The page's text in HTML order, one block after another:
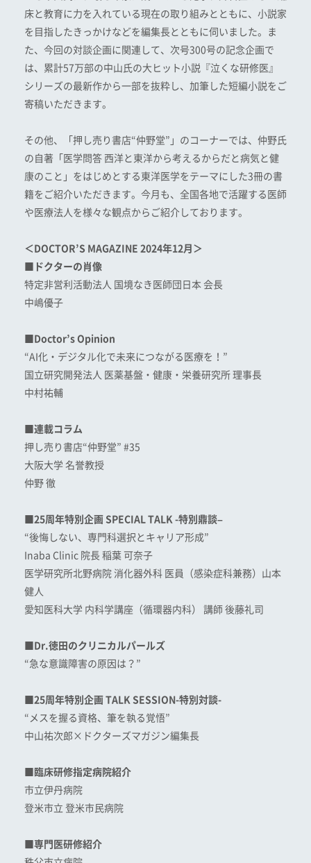
床と教育に力を入れている現在の取り組みとともに、小説家
を目指したきっかけなどを編集長とともに伺いました。ま
た、今回の対談企画に関連して、次号300号の記念企画で
は、累計57万部の中山氏の大ヒット小説『泣くな研修医』
シリーズの最新作から一部を抜粋し、加筆した短編小説をご
寄稿いただきます。
その他、「押し売り書店“仲野堂”」のコーナーでは、仲野氏
の自著「医学問答 西洋と東洋から考えるからだと病気と健
康のこと」をはじめとする東洋医学をテーマにした3冊の書
籍をご紹介いただきます。今月も、全国各地で活躍する医師
や医療法人を様々な観点からご紹介しております。
＜DOCTOR’S MAGAZINE 2024年12月＞
■ドクターの肖像
特定非営利活動法人 国境なき医師団日本 会長
中嶋優子
■Doctor’s Opinion
“AI化・デジタル化で未来につながる医療を！”
国立研究開発法人 医薬基盤・健康・栄養研究所 理事長
中村祐輔
■連載コラム
押し売り書店“仲野堂” #35
大阪大学 名誉教授
仲野 徹
25周年特別企画 SPECIAL TALK -特別 鼎談–
“後悔しない、専門科選択とキャリア形成”
Inaba Clinic 院長 稲葉 可奈子
医学研究所北野病院 消化器外科 医員（感染症科兼務）山本
健人
愛知医科大学 内科学講座（循環器内科） 講師 後藤礼司
■Dr.徳田のクリニカルパールズ
“急な意識障害の原因は？”
■25周年特別企画 TALK SESSION-特別対談-
“メスを握る資格、筆を執る覚悟”
中山祐次郎×ドクターズマガジン編集長
■臨床研修指定病院紹介
市立伊丹病院
登米市立 登米市民病院
■専門医研修紹介